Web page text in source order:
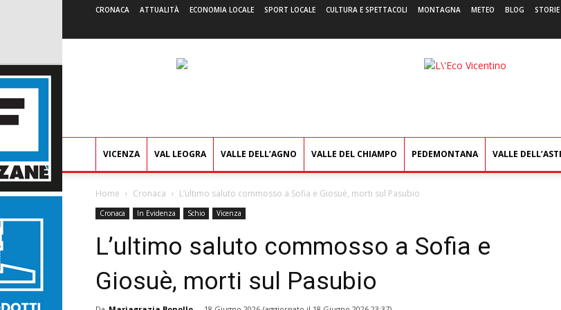
CRONACA ATTUALITÀ ECONOMIA LOCALE SPORT LOCALE CULTURA E SPETTACOLI MONTAGNA METEO BLOG STORIE
L'Eco
VICENZA VAL LEOGRA VALLE DELL’AGNO VALLE DEL CHIAMPO PEDEMONTANA VALLE
Home Cronaca L’ultimo saluto commosso a Sofia e Giosuè, morti sul Pasubio
Cronaca In Evidenza Schio Vicenza
L’ultimo saluto commosso a Sofia e
Giosuè, morti sul Pasubio